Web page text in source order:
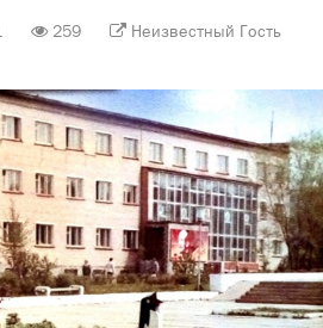
259
Неизвестный Гость